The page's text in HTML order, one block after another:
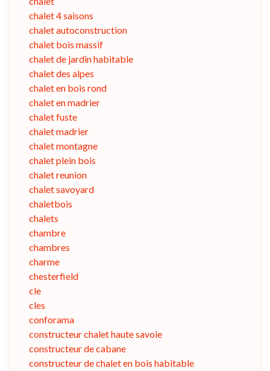
chalet 4 saisons
chalet autoconstruction
chalet bois massif
chalet de jardin habitable
chalet des alpes
chalet en bois rond
chalet en madrier
chalet fuste
chalet madrier
chalet montagne
chalet plein bois
chalet reunion
chalet savoyard
chaletbois
chalets
chambre
chambres
charme
chesterfield
cle
cles
conforama
constructeur chalet haute savoie
constructeur de cabane
constructeur de chalet en bois habitable